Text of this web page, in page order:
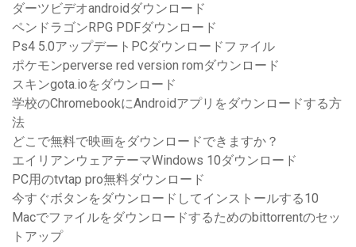
ダーツビデオandroidダウンロード
ペンドラゴンRPG PDFダウンロード
Ps4 5.0アップデートPCダウンロードファイル
ポケモンperverse red version romダウンロード
スキンgota.ioをダウンロード
学校のChromebookにAndroidアプリをダウンロードする方
法
どこで無料で映画をダウンロードできますか？
エイリアンウェアテーマWindows 10ダウンロード
PC用のtvtap pro無料ダウンロード
今すぐボタンをダウンロードしてインストールする10
Macでファイルをダウンロードするためのbittorrentのセッ
トアップ